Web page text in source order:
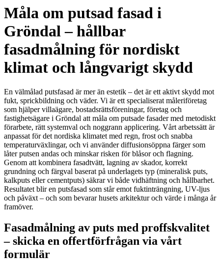
Måla om putsad fasad i
Gröndal – hållbar
fasadmålning för nordiskt
klimat och långvarigt skydd
En välmålad putsfasad är mer än estetik – det är ett aktivt skydd mot
fukt, sprickbildning och väder. Vi är ett specialiserat måleriföretag
som hjälper villaägare, bostadsrättsföreningar, företag och
fastighetsägare i Gröndal att måla om putsade fasader med metodiskt
förarbete, rätt systemval och noggrann applicering. Vårt arbetssätt är
anpassat för det nordiska klimatet med regn, frost och snabba
temperaturväxlingar, och vi använder diffusionsöppna färger som
låter putsen andas och minskar risken för blåsor och flagning.
Genom att kombinera fasadtvätt, lagning av skador, korrekt
grundning och färgval baserat på underlagets typ (mineralisk puts,
kalkputs eller cementputs) säkrar vi både vidhäftning och hållbarhet.
Resultatet blir en putsfasad som står emot fuktinträngning, UV-ljus
och påväxt – och som bevarar husets arkitektur och värde i många år
framöver.
Fasadmålning av puts med proffskvalitet
– skicka en offertförfrågan via vårt
formulär